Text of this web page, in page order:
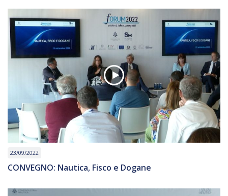
23/09/2022
CONVEGNO: Nautica, Fisco e Dogane